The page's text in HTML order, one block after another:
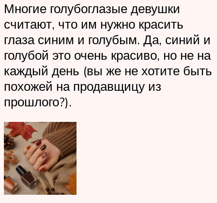
Многие голубоглазые девушки
считают, что им нужно красить
глаза синим и голубым. Да, синий и
голубой это очень красиво, но не на
каждый день (вы же не хотите быть
похожей на продавщицу из
прошлого?).